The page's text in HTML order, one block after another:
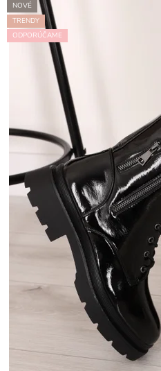
NOVÉ
TRENDY
ODPORÚČAME